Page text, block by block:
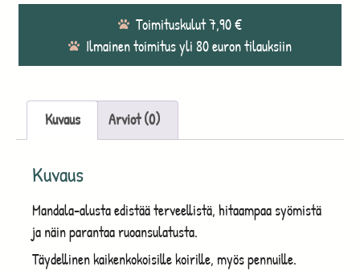
Toimituskulut 7,90 €
Ilmainen toimitus yli 80 euron tilauksiin
Kuvaus Arviot (0)
Kuvaus
Mandala-alusta edistää terveellistä, hitaampaa syömistä
ja näin parantaa ruoansulatusta.
Täydellinen kaikenkokoisille koirille, myös pennuille.